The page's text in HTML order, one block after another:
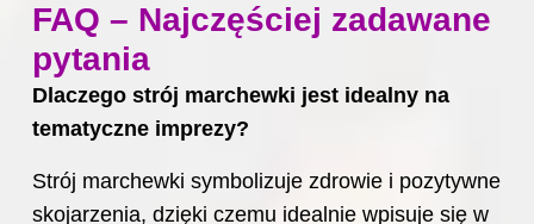
FAQ – Najczęściej zadawane
pytania
Dlaczego strój marchewki jest idealny na
tematyczne imprezy?
Strój marchewki symbolizuje zdrowie i pozytywne
skojarzenia, dzięki czemu idealnie wpisuje się w